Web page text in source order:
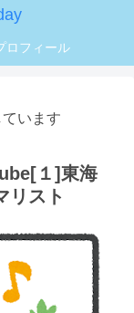
ロフィール
います
１]東海
リスト